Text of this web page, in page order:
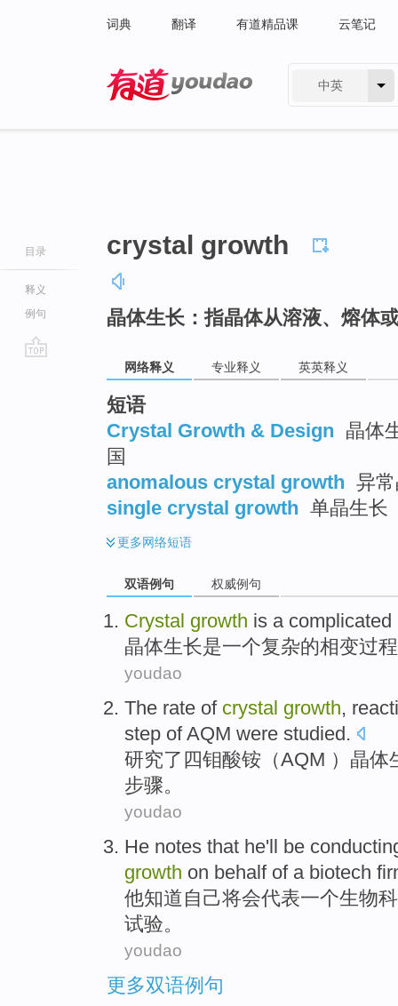
词典 翻译 有道精品课 云笔记
中英
目录
释义
例句
crystal growth
晶体生长：指晶体从溶液、熔体
网络释义 专业释义 英英释义
短语
Crystal Growth & Design 晶体
国
anomalous crystal growth 异
single crystal growth 单晶生长
更多网络短语
双语例句 权威例句
Crystal growth is a complicated
晶体生长是一个复杂的相变过程
youdao
The rate of crystal growth,
step of AQM were studied.
研究了 四钼酸铵（AQM ） 晶体
步骤。
youdao
He notes that he'll be
growth on behalf of a biotech
他知道 自己将会代表一个生物
试验。
youdao
更多双语例句